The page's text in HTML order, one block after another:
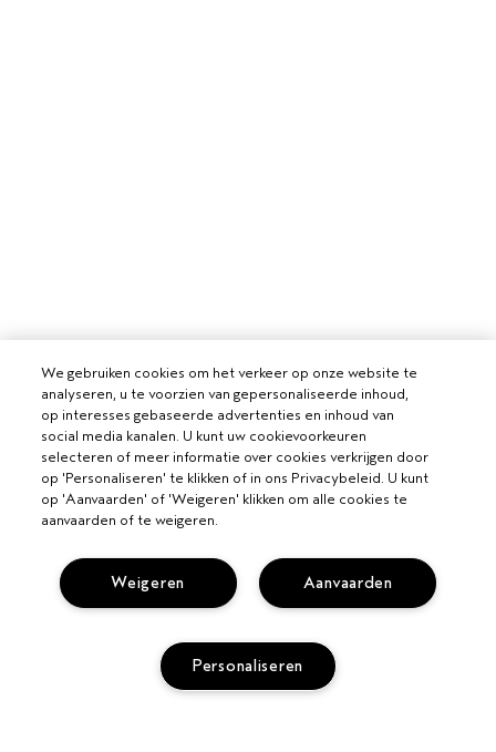
VOOR PROFESSIONALS
HULP NODIG?
VOLG MIJN BESTELLING
KLANTENSERVICE
CONTACTEER FABRIKANT
GEBRUIKSVOORWAARDEN
We gebruiken cookies om het verkeer op onze website te
analyseren, u te voorzien van gepersonaliseerde inhoud,
op interesses gebaseerde advertenties en inhoud van
social media kanalen. U kunt uw cookievoorkeuren
selecteren of meer informatie over cookies verkrijgen door
op 'Personaliseren' te klikken of in ons Privacybeleid. U kunt
op 'Aanvaarden' of 'Weigeren' klikken om alle cookies te
aanvaarden of te weigeren.
Aanvaarden
Weigeren
Personaliseren